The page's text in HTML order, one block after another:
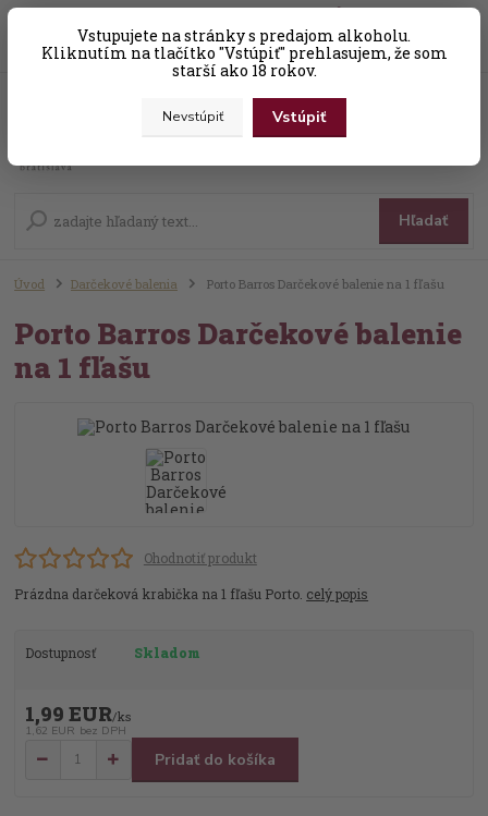
Vstupujete na stránky s predajom alkoholu.
Kliknutím na tlačítko "Vstúpiť" prehlasujem, že som
starší ako 18 rokov.
Nevstúpiť Vstúpiť
Hľadať
+421 (0) 31 56 25 377-8 za0,00 EUR
Úvod Darčekové balenia Porto Barros Darčekové balenie na 1 fľašu
Porto Barros Darčekové balenie
na 1 fľašu
Ohodnotiť produkt
Prázdna darčeková krabička na 1 fľašu Porto. celý popis
Dostupnosť Skladom
1,99 EUR/ks
1,62 EUR bez DPH
Pridať do košíka